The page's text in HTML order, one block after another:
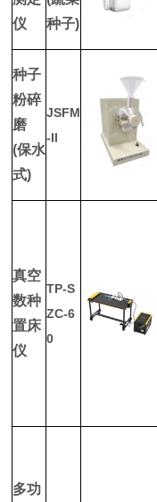
仪
种子)
种子
粉碎
磨
(保水
式)
JSFM
-II
真空
数种
置床
仪
TP-S
ZC-6
0
多功